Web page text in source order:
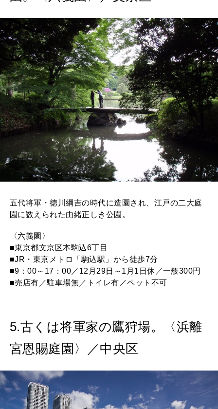
五代将軍・徳川綱吉の時代に造園され、江戸の二大庭
園に数えられた由緒正しき公園。
〈六義園〉
■東京都文京区本駒込6丁目
■JR・東京メトロ「駒込駅」から徒歩7分
■9：00～17：00／12月29日～1月1日休／一般300円
■売店有／駐車場無／トイレ有／ペット不可
5.古くは将軍家の鷹狩場。〈浜離
宮恩賜庭園〉／中央区